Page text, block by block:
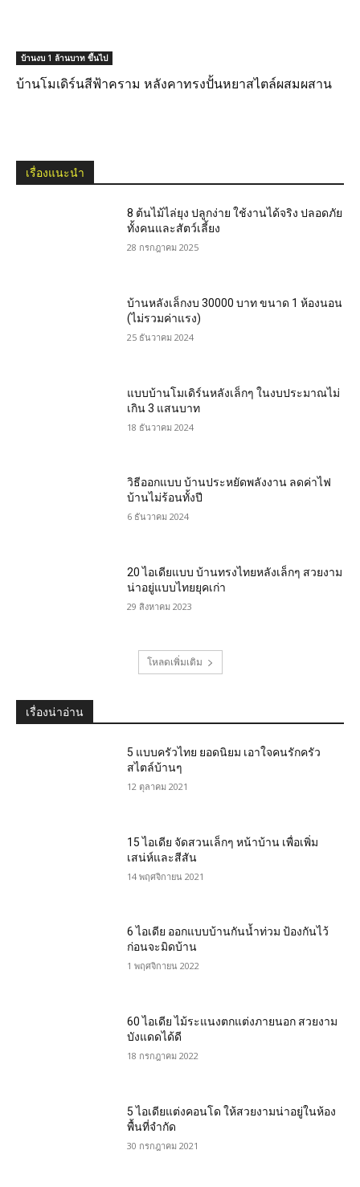
บ้านงบ 1 ล้านบาท ขึ้นไป
บ้านโมเดิร์นสีฟ้าคราม หลังคาทรงปั้นหยาสไตล์ผสมผสาน
เรื่องแนะนำ
8 ต้นไม้ไล่ยุง ปลูกง่าย ใช้งานได้จริง ปลอดภัย
ทั้งคนและสัตว์เลี้ยง
28 กรกฎาคม 2025
บ้านหลังเล็กงบ 30000 บาท ขนาด 1 ห้องนอน
(ไม่รวมค่าแรง)
25 ธันวาคม 2024
แบบบ้านโมเดิร์นหลังเล็กๆ ในงบประมาณไม่
เกิน 3 แสนบาท
18 ธันวาคม 2024
วิธีออกแบบ บ้านประหยัดพลังงาน ลดค่าไฟ
บ้านไม่ร้อนทั้งปี
6 ธันวาคม 2024
20 ไอเดียแบบ บ้านทรงไทยหลังเล็กๆ สวยงาม
น่าอยู่แบบไทยยุคเก่า
29 สิงหาคม 2023
โหลดเพิ่มเติม
เรื่องน่าอ่าน
5 แบบครัวไทย ยอดนิยม เอาใจคนรักครัว
สไตล์บ้านๆ
12 ตุลาคม 2021
15 ไอเดีย จัดสวนเล็กๆ หน้าบ้าน เพื่อเพิ่ม
เสน่ห์และสีสัน
14 พฤศจิกายน 2021
6 ไอเดีย ออกแบบบ้านกันน้ำท่วม ป้องกันไว้
ก่อนจะมิดบ้าน
1 พฤศจิกายน 2022
60 ไอเดีย ไม้ระแนงตกแต่งภายนอก สวยงาม
บังแดดได้ดี
18 กรกฎาคม 2022
5 ไอเดียแต่งคอนโด ให้สวยงามน่าอยู่ในห้อง
พื้นที่จำกัด
30 กรกฎาคม 2021